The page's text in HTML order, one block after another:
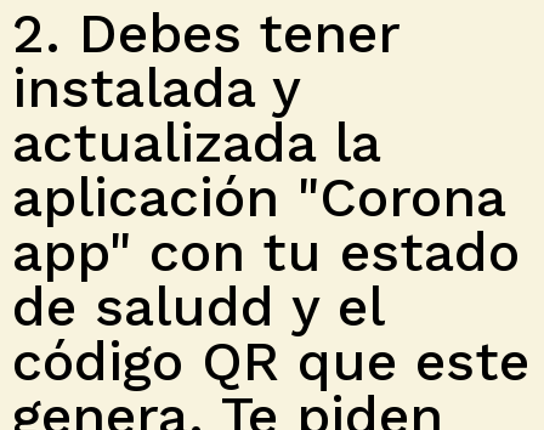
2. Debes tener
instalada y
actualizada la
aplicación "Corona
app" con tu estado
de saludd y el
código QR que este
genera. Te piden